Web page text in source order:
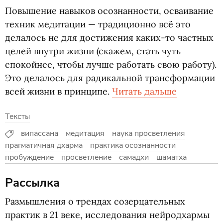
Повышение навыков осознанности, осваивание
техник медитации — традиционно всё это
делалось не для достижения каких-то частных
целей внутри жизни (скажем, стать чуть
спокойнее, чтобы лучше работать свою работу).
Это делалось для радикальной трансформации
всей жизни в принципе. Читать дальше
Тексты
випассана
медитация
наука просветления
прагматичная дхарма
практика осознанности
пробуждение
просветление самадхи шаматха
Рассылка
Размышления о трендах созерцательных
практик в 21 веке, исследования нейродхармы